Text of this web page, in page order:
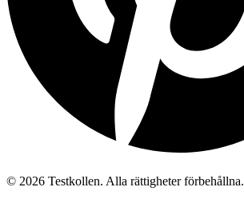
© 2026 Testkollen. Alla rättigheter förbehållna.